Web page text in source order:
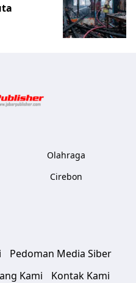
Olahraga
Cirebon
Pedoman Media Siber
Kami
Kontak Kami